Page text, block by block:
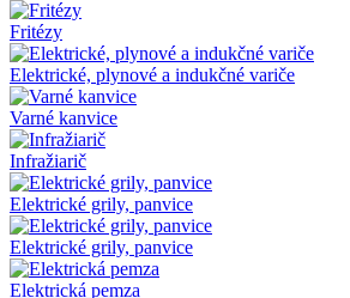
Fritézy
Elektrické, plynové a indukčné variče
Varné kanvice
Infražiarič
Elektrické grily, panvice
Elektrické grily, panvice
Elektrická pemza